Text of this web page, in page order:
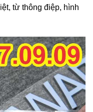
từ thông điệp, hình